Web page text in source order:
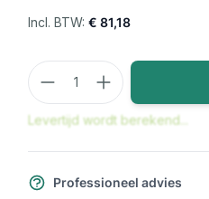
€ 81,18
Aantal
Levertijd wordt berekend...
Professioneel advies